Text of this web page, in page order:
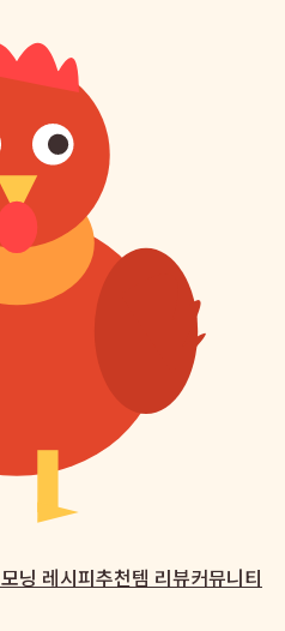
모닝 레시피추천템 리뷰커뮤니티